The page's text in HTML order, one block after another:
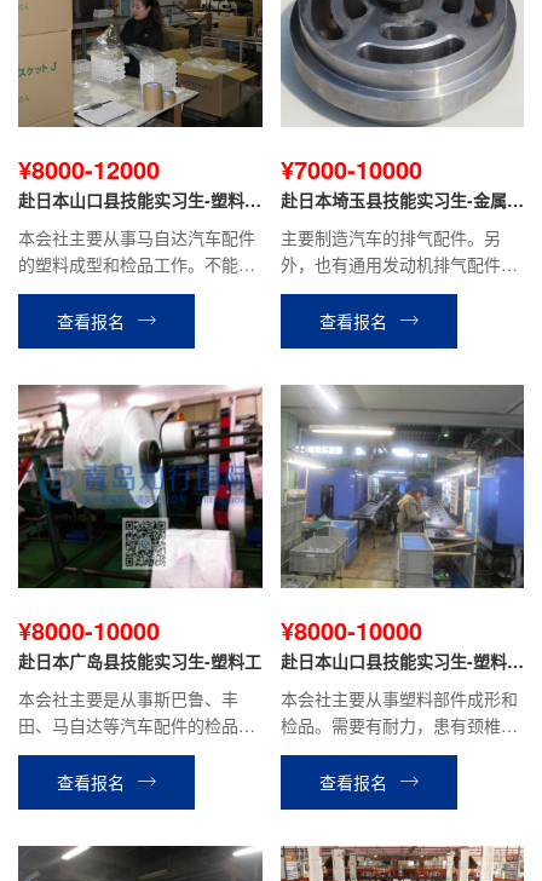
¥8000-12000
赴日本山口县技能实习生-塑料成
本会社主要从事马自达汽车配件
的塑料成型和检品工作。不能太
瘦和太胖，需要有耐力，患有颈
椎、腰疼等关节病，慢性病的不
可以。贫血，头晕，癫痫，色盲
查看报名
¥7000-10000
赴日本埼玉县技能实习生-金属冲
主要制造汽车的排气配件。另
外，也有通用发动机排气配件、
餐具清洗机的零件。
查看报名
¥8000-10000
赴日本广岛县技能实习生-塑料工
本会社主要是从事斯巴鲁、丰
田、马自达等汽车配件的检品工
作，站立工作，能适应上夜班，
需要有耐力，手指灵巧，健康并
且有体力的人。
查看报名
¥8000-10000
赴日本山口县技能实习生-塑料质
本会社主要从事塑料部件成形和
检品。需要有耐力，患有颈椎、
腰疼等关节病，慢性病的不可
以。贫血，头晕，癫痫，色盲不
可以。
查看报名